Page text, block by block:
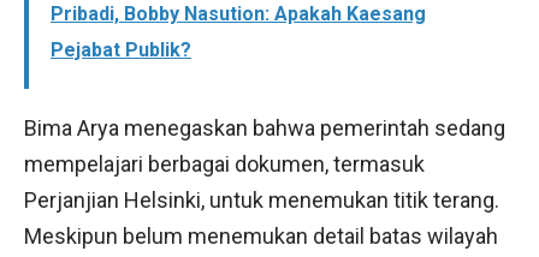
Pribadi, Bobby Nasution: Apakah Kaesang
Pejabat Publik?
Bima Arya menegaskan bahwa pemerintah sedang
mempelajari berbagai dokumen, termasuk
Perjanjian Helsinki, untuk menemukan titik terang.
Meskipun belum menemukan detail batas wilayah